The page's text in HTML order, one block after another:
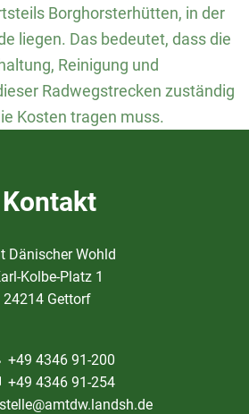
Borghorsterhütten, in der
liegen. Das bedeutet, dass die
Reinigung und
Radwegstrecken zuständig
Kosten tragen muss.
Kontakt
Dänischer Wohld
Kolbe-Platz 1
24214 Gettorf
+49 4346 91-200
+49 4346 91-254